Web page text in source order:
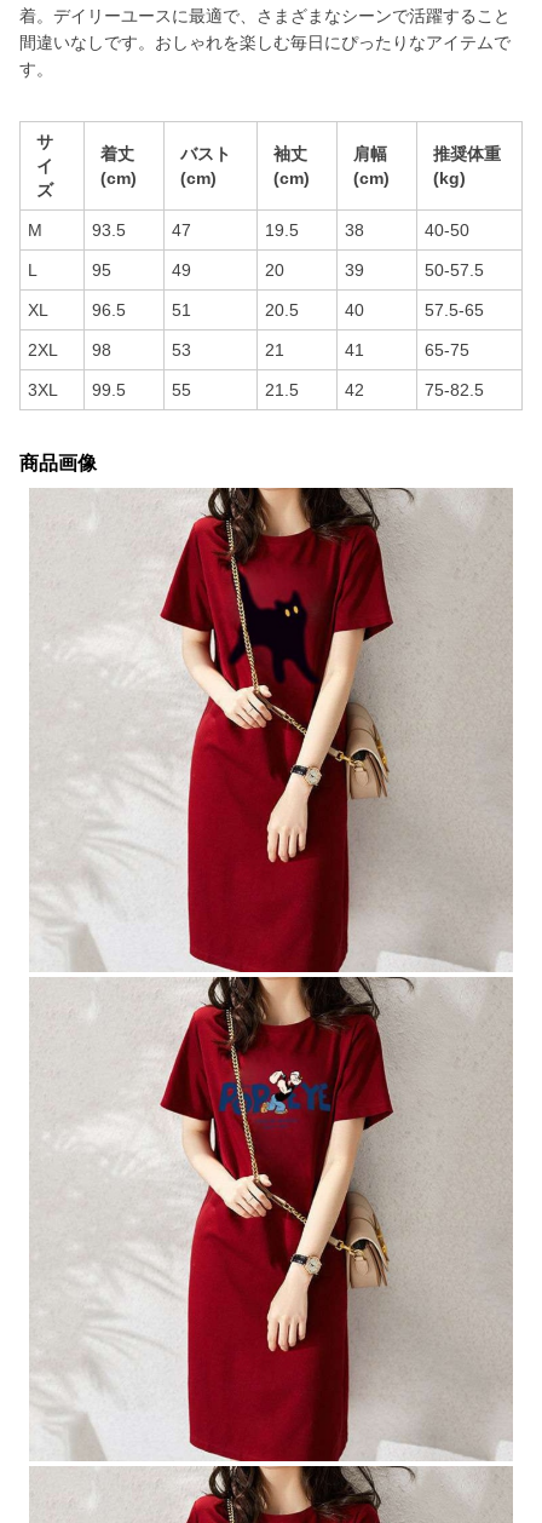
着。デイリーユースに最適で、さまざまなシーンで活躍すること
間違いなしです。おしゃれを楽しむ毎日にぴったりなアイテムで
す。
サ
イ
ズ
着丈
(cm)
バスト
(cm)
袖丈
(cm)
肩幅
(cm)
推奨体重
(kg)
M 93.5 47 19.5 38 40-50
L 95 49 20 39 50-57.5
XL 96.5 51 20.5 40 57.5-65
2XL 98 53 21 41 65-75
3XL 99.5 55 21.5 42 75-82.5
商品画像